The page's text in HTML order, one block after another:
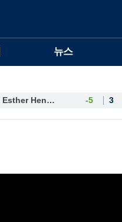
뉴스
Esther Henseleit -5 3